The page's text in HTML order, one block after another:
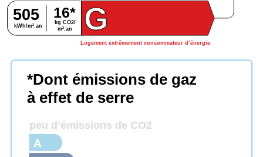
kg CO2/
m².an
kWh/m².an
505 16*
Logement extrêmement consommateur d’énergie
G
*Dont émissions de gaz
à effet de serre
peu d’émissions de CO2
A